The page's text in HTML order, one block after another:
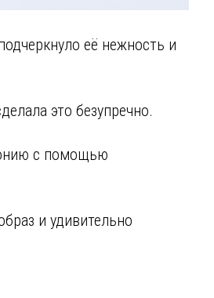
её нежность и
это безупречно.
с помощью
и удивительно